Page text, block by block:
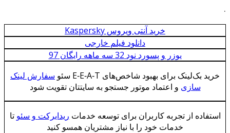
.
خرید آنتی ویروس Kaspersky
دانلود فیلم خارجی
یوزر و پسورد نود 32 سه ماهه رایگان 97
خرید بک‌لینک برای بهبود شاخص‌های E‑E‑A‑T سئو
سفارش لینک
سازی و اعتماد موتور جستجو به سایتتان تقویت شود
استفاده از تجربه کاربران برای توسعه خدمات ریدایرکت و سئو تا
خدمات خود را با نیاز مشتریان همسو کنید